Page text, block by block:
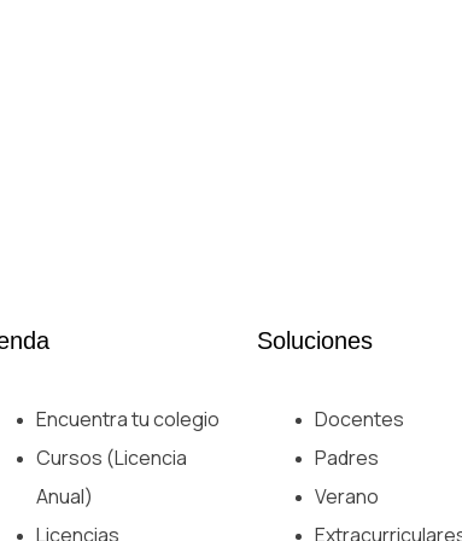
Encuentra tu colegio
Cursos (Licencia
Anual)
Licencias
Soluciones
Docentes
Padres
Verano